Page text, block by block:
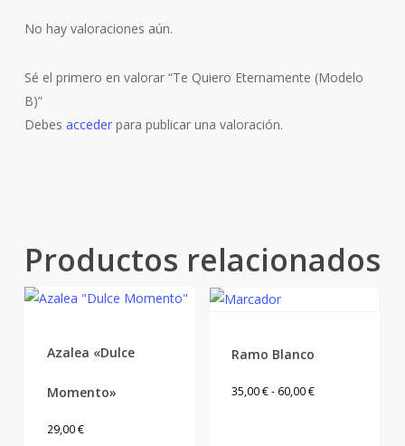
No hay valoraciones aún.
Sé el primero en valorar “Te Quiero Eternamente (Modelo
B)”
Debes accederpara publicar una valoración.
Productos relacionados
Azalea «Dulce
Momento»
29,00€
Ramo Blanco
35,00€- 60,00€Rango